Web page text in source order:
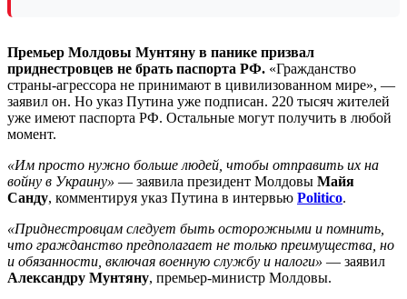
Премьер Молдовы Мунтяну в панике призвал
приднестровцев не брать паспорта РФ. «Гражданство
страны-агрессора не принимают в цивилизованном мире», —
заявил он. Но указ Путина уже подписан. 220 тысяч жителей
уже имеют паспорта РФ. Остальные могут получить в любой
момент.
«Им просто нужно больше людей, чтобы отправить их на
войну в Украину» — заявила президент Молдовы Майя
Санду, комментируя указ Путина в интервью Politico.
«Приднестровцам следует быть осторожными и помнить,
что гражданство предполагает не только преимущества, но
и обязанности, включая военную службу и налоги» — заявил
Александру Мунтяну, премьер-министр Молдовы.